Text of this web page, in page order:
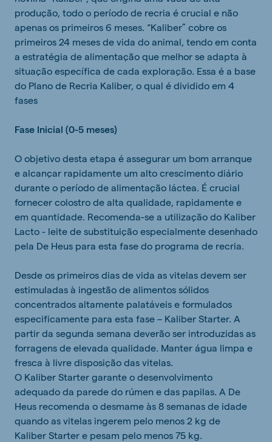
produção, todo o período de recria é crucial e não
apenas os primeiros 6 meses. “Kaliber” cobre os
primeiros 24 meses de vida do animal, tendo em conta
a estratégia de alimentação que melhor se adapta à
situação específica de cada exploração. Essa é a base
do Plano de Recria Kaliber, o qual é dividido em 4
fases
Fase Inicial (0-5 meses)
O objetivo desta etapa é assegurar um bom arranque
e alcançar rapidamente um alto crescimento diário
durante o período de alimentação láctea. É crucial
fornecer colostro de alta qualidade, rapidamente e
em quantidade. Recomenda-se a utilização do Kaliber
Lacto - leite de substituição especialmente desenhado
pela De Heus para esta fase do programa de recria.
Desde os primeiros dias de vida as vitelas devem ser
estimuladas à ingestão de alimentos sólidos
concentrados altamente palatáveis e formulados
especificamente para esta fase – Kaliber Starter. A
partir da segunda semana deverão ser introduzidas as
forragens de elevada qualidade. Manter água limpa e
fresca à livre disposição das vitelas.
O Kaliber Starter garante o desenvolvimento
adequado da parede do rúmen e das papilas. A De
Heus recomenda o desmame às 8 semanas de idade
quando as vitelas ingerem pelo menos 2 kg de
Kaliber Starter e pesam pelo menos 75 kg.